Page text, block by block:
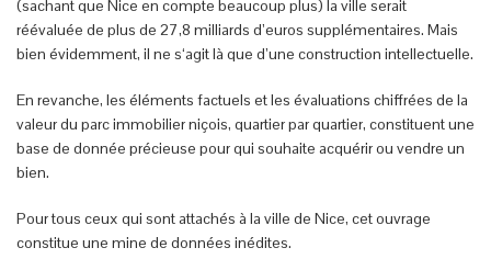
(sachant que Nice en compte beaucoup plus) la ville serait
réévaluée de plus de 27,8 milliards d’euros supplémentaires. Mais
bien évidemment, il ne s‘agit là que d’une construction intellectuelle.
En revanche, les éléments factuels et les évaluations chiffrées de la
valeur du parc immobilier niçois, quartier par quartier, constituent une
base de donnée précieuse pour qui souhaite acquérir ou vendre un
bien.
Pour tous ceux qui sont attachés à la ville de Nice, cet ouvrage
constitue une mine de données inédites.